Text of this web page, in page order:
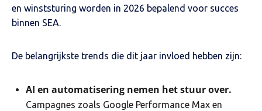
en winststuring worden in 2026 bepalend voor succes
binnen SEA.
De belangrijkste trends die dit jaar invloed hebben zijn:
AI en automatisering nemen het stuur over.
Campagnes zoals Google Performance Max en